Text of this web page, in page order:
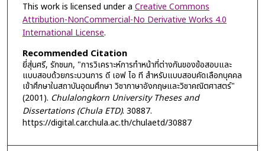
This work is licensed under a Creative Commons
Attribution-NonCommercial-No Derivative Works 4.0
International License.
Recommended Citation
ยี่สุ่นศรี, รักชนก, "การวิเคราะห์การทำหน้าที่ต่างกันของข้อสอบและ
แบบสอบด้วยกระบวนการ ดี เอฟ ไอ ที สำหรับแบบสอบคัดเลือกบุคคล
เข้าศึกษาในสถาบันอุดมศึกษา วิชาภาษาอังกฤษและวิชาคณิตศาสตร์"
(2001). Chulalongkorn University Theses and
Dissertations (Chula ETD). 30887.
https://digital.car.chula.ac.th/chulaetd/30887